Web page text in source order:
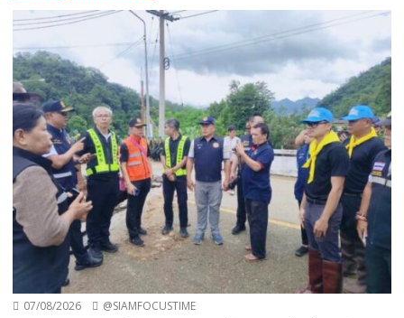
07/08/2026 @SIAMFOCUSTIME